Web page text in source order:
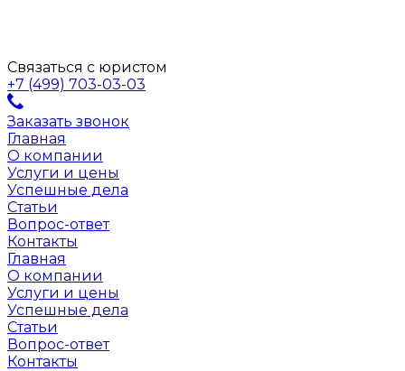
Связаться с юристом
+7 (499) 703-03-03
Заказать звонок
Главная
О компании
Услуги и цены
Успешные дела
Статьи
Вопрос-ответ
Контакты
Главная
О компании
Услуги и цены
Успешные дела
Статьи
Вопрос-ответ
Контакты